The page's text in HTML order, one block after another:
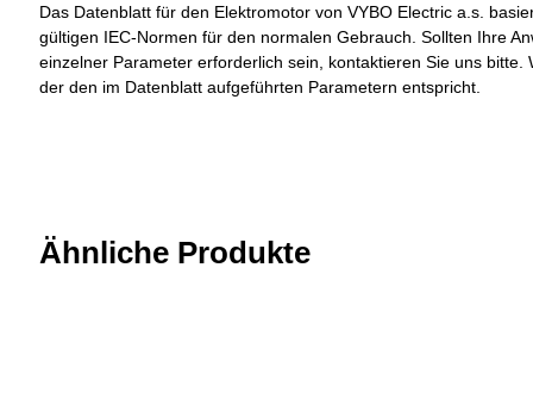
Das Datenblatt für den Elektromotor von VYBO Electric a.s.
gültigen IEC-Normen für den normalen Gebrauch. Sollten Ihre
einzelner Parameter erforderlich sein, kontaktieren Sie uns
der den im Datenblatt aufgeführten Parametern entspricht.
Ähnliche Produkte